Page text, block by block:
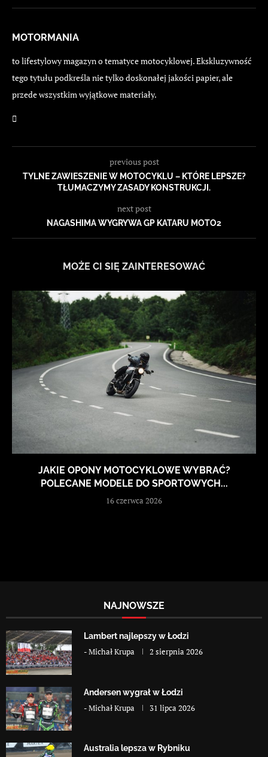
MOTORMANIA
to lifestylowy magazyn o tematyce motocyklowej. Ekskluzywność
tego tytułu podkreśla nie tylko doskonałej jakości papier, ale
przede wszystkim wyjątkowe materiały.
previous post
TYLNE ZAWIESZENIE W MOTOCYKLU – KTÓRE LEPSZE?
TŁUMACZYMY ZASADY KONSTRUKCJI.
next post
NAGASHIMA WYGRYWA GP KATARU MOTO2
MOŻE CI SIĘ ZAINTERESOWAĆ
JAKIE OPONY MOTOCYKLOWE WYBRAĆ?
POLECANE MODELE DO SPORTOWYCH...
16 czerwca 2026
NAJNOWSZE
Lambert najlepszy w Łodzi
-Michał Krupa 2 sierpnia 2026
Andersen wygrał w Łodzi
-Michał Krupa 31 lipca 2026
Australia lepsza w Rybniku